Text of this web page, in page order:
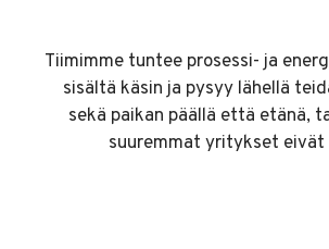
Tiimimme tuntee prosessi- ja
sisältä käsin ja pysyy lähellä
sekä paikan päällä että etänä,
suuremmat yritykset eivät